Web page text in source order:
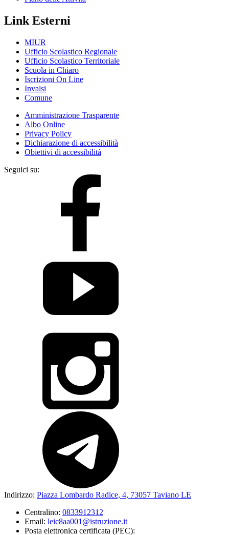
Link Esterni
MIUR
Ufficio Scolastico Regionale
Ufficio Scolastico Territoriale
Scuola in Chiaro
Iscrizioni On Line
Invalsi
Comune
Amministrazione Trasparente
Albo Online
Privacy Policy
Dichiarazione di accessibilità
Obiettivi di accessibilità
Seguici su:
Indirizzo: Piazza Lombardo Radice, 4, 73057 Taviano LE
Centralino: 0833912312
Email: leic8aa001@istruzione.it
Posta elettronica certificata (PEC):